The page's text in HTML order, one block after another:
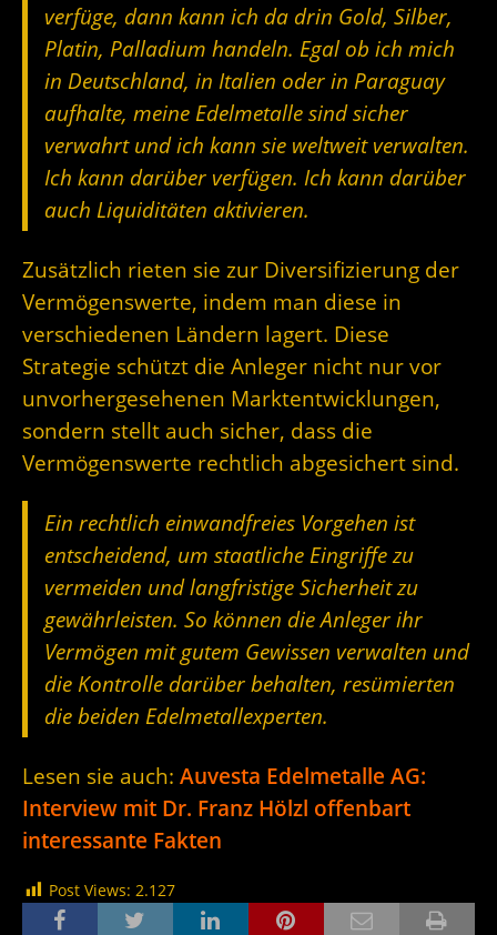
verfüge, dann kann ich da drin Gold, Silber,
Platin, Palladium handeln. Egal ob ich mich
in Deutschland, in Italien oder in Paraguay
aufhalte, meine Edelmetalle sind sicher
verwahrt und ich kann sie weltweit verwalten.
Ich kann darüber verfügen. Ich kann darüber
auch Liquiditäten aktivieren.
Zusätzlich rieten sie zur Diversifizierung der
Vermögenswerte, indem man diese in
verschiedenen Ländern lagert. Diese
Strategie schützt die Anleger nicht nur vor
unvorhergesehenen Marktentwicklungen,
sondern stellt auch sicher, dass die
Vermögenswerte rechtlich abgesichert sind.
Ein rechtlich einwandfreies Vorgehen ist
entscheidend, um staatliche Eingriffe zu
vermeiden und langfristige Sicherheit zu
gewährleisten. So können die Anleger ihr
Vermögen mit gutem Gewissen verwalten und
die Kontrolle darüber behalten, resümierten
die beiden Edelmetallexperten.
Lesen sie auch: Auvesta Edelmetalle AG:
Interview mit Dr. Franz Hölzl offenbart
interessante Fakten
Post Views: 2.127